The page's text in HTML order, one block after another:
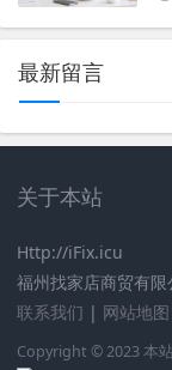
最新留言
关于本站
Http://iFix.icu
福州找家店商贸有限
联系我们 | 网站地图
Copyright © 2023 本